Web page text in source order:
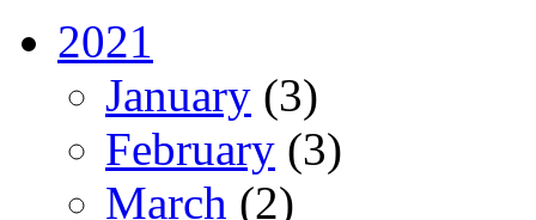
2021
January (3)
February (3)
March (2)